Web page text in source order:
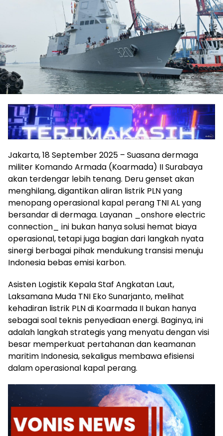
Jakarta, 18 September 2025 – Suasana dermaga
militer Komando Armada (Koarmada) II Surabaya
akan terdengar lebih tenang. Deru genset akan
menghilang, digantikan aliran listrik PLN yang
menopang operasional kapal perang TNI AL yang
bersandar di dermaga. Layanan _onshore electric
connection_ ini bukan hanya solusi hemat biaya
operasional, tetapi juga bagian dari langkah nyata
sinergi berbagai pihak mendukung transisi menuju
Indonesia bebas emisi karbon.
Asisten Logistik Kepala Staf Angkatan Laut,
Laksamana Muda TNI Eko Sunarjanto, melihat
kehadiran listrik PLN di Koarmada II bukan hanya
sebagai soal teknis penyediaan energi. Baginya, ini
adalah langkah strategis yang menyatu dengan visi
besar memperkuat pertahanan dan keamanan
maritim Indonesia, sekaligus membawa efisiensi
dalam operasional kapal perang.